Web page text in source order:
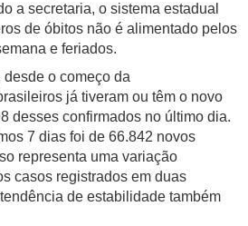
a secretaria, o sistema estadual
de óbitos não é alimentado pelos
e feriados.
o começo da
já tiveram ou têm o novo
desses confirmados no último dia.
7 dias foi de 66.842 novos
representa uma variação
casos registrados em duas
de estabilidade também